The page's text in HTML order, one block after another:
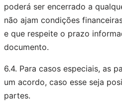
poderá ser encerrado a
não ajam condições
e que respeite o prazo
documento.
6.4. Para casos especiais, as
um acordo, caso esse seja
partes.